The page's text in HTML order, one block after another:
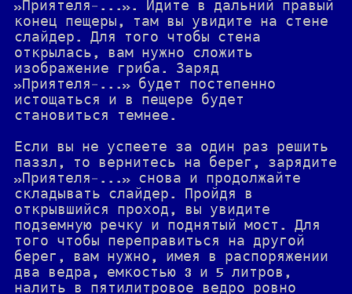
»Приятеля-...». Идите в дальний правый
конец пещеры, там вы увидите на стене
слайдер. Для того чтобы стена
открылась, вам нужно сложить
изображение гриба. Заряд
»Приятеля-...» будет постепенно
истощаться и в пещере будет
становиться темнее.
Если вы не успеете за один раз решить
паззл, то вернитесь на берег, зарядите
»Приятеля-...» снова и продолжайте
складывать слайдер. Пройдя в
открывшийся проход, вы увидите
подземную речку и поднятый мост. Для
того чтобы переправиться на другой
берег, вам нужно, имея в распоряжении
два ведра, емкостью 3 и 5 литров,
налить в пятилитровое ведро ровно